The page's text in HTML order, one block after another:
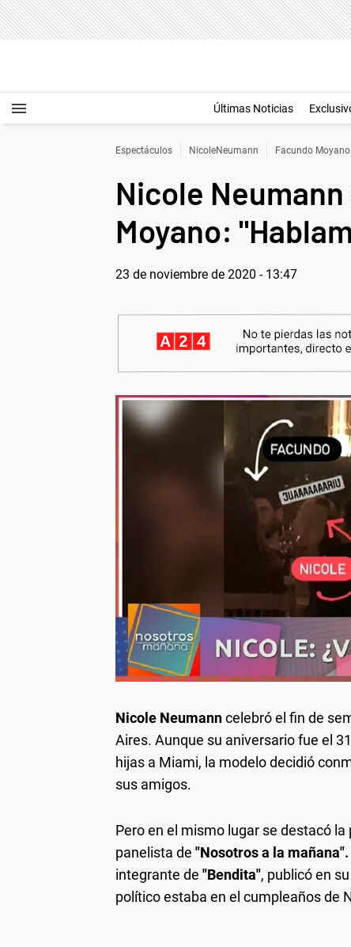
Últimas Noticias
Espectáculos NicoleNeumann Facundo Moyano
Nicole
Moyano:
23 de noviembre de 2020 - 13:47
Nicole Neumanncelebró el fin de
Aires. Aunque su aniversario fue el
hijas a Miami, la modelo decidió
sus amigos.
Pero en el mismo lugar se destacó la
panelista de "Nosotros a la
integrante de "Bendita", publicó en
político estaba en el cumpleaños de